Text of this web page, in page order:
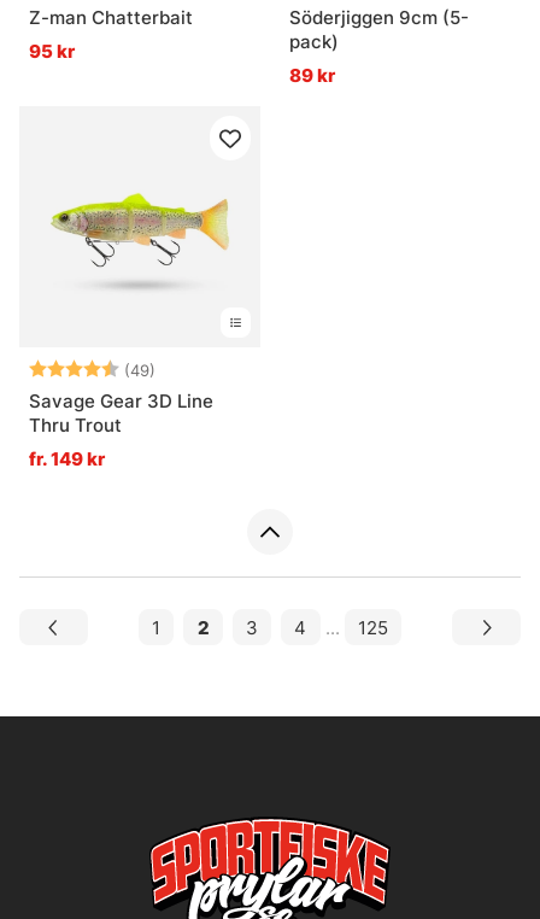
Z-man Chatterbait
95 kr
Söderjiggen 9cm (5-
pack)
89 kr
Betyg: (49)
Savage Gear 3D Line
Thru Trout
fr. 149 kr
1 2 3 4 ... 125